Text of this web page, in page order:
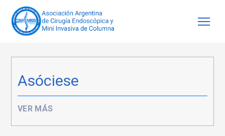
Asóciese
VER MÁS